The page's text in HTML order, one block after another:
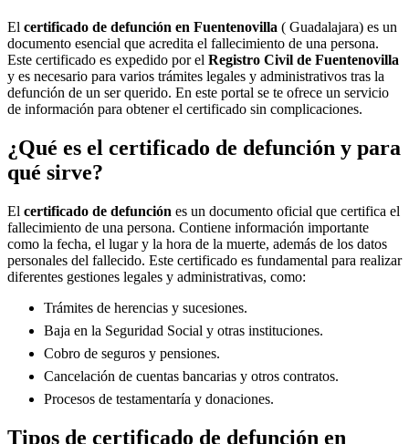
El certificado de defunción en Fuentenovilla ( Guadalajara) es un
documento esencial que acredita el fallecimiento de una persona.
Este certificado es expedido por el Registro Civil de Fuentenovilla
y es necesario para varios trámites legales y administrativos tras la
defunción de un ser querido. En este portal se te ofrece un servicio
de información para obtener el certificado sin complicaciones.
¿Qué es el certificado de defunción y para
qué sirve?
El certificado de defunción es un documento oficial que certifica el
fallecimiento de una persona. Contiene información importante
como la fecha, el lugar y la hora de la muerte, además de los datos
personales del fallecido. Este certificado es fundamental para realizar
diferentes gestiones legales y administrativas, como:
Trámites de herencias y sucesiones.
Baja en la Seguridad Social y otras instituciones.
Cobro de seguros y pensiones.
Cancelación de cuentas bancarias y otros contratos.
Procesos de testamentaría y donaciones.
Tipos de certificado de defunción en